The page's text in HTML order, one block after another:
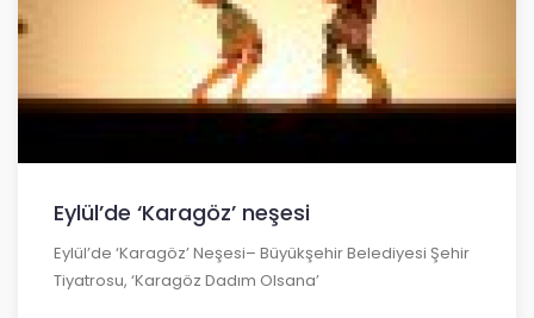
Eylül’de ‘Karagöz’ neşesi
Eylül’de ‘Karagöz’ Neşesi– Büyükşehir Belediyesi Şehir
Tiyatrosu, ‘Karagöz Dadım Olsana’